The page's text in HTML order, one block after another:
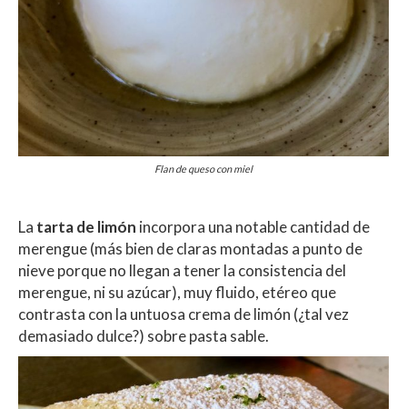
Flan de queso con miel
La tarta de limón incorpora una notable cantidad de
merengue (más bien de claras montadas a punto de
nieve porque no llegan a tener la consistencia del
merengue, ni su azúcar), muy fluido, etéreo que
contrasta con la untuosa crema de limón (¿tal vez
demasiado dulce?) sobre pasta sable.